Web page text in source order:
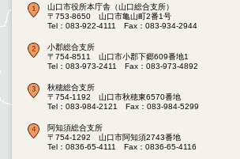
山口市役所本庁舎（山口総合支所）
〒753-8650 山口市亀山町2番1号
Tel：083-922-4111
Fax：083-934-2944
小郡総合支所
〒754-8511 山口市小郡下郷609番地1
Tel：083-973-2411
Fax：083-973-4892
秋穂総合支所
〒754-1192 山口市秋穂東6570番地
Tel：083-984-2121
Fax：083-984-5299
阿知須総合支所
〒754-1292 山口市阿知須2743番地
Tel：0836-65-4111
Fax：0836-65-4116